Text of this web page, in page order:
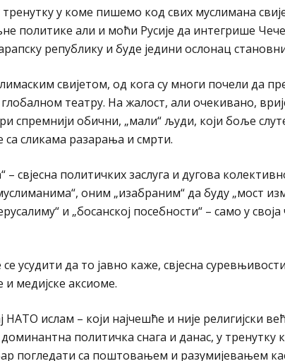
тренутку у коме пишемо код свих муслимана
политике али и моћи Русије да интегрише
републику и буде једини ослонац
свијетом, од кога су многи почели да
театру. На жалост, али очекивано,
спремнији обични, „мали“ људи, који боље
са сликама разарања и смрти.
– свјесна политичких заслуга и дугова
оним „изабраним“ да буду „мост
и „босанској посебности“ – само у
усудити да то јавно каже, свјесна
медијске аксиоме.
НАТО ислам – који најчешће и није религијски
политичка снага и данас, у тренутку
погледати са поштовањем и разумијевањем